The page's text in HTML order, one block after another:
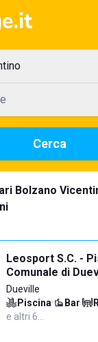
Cerca
Bolzano
Leosport S.C. -
Comunale di
Dueville
Piscina· Bar·
e altri 6…